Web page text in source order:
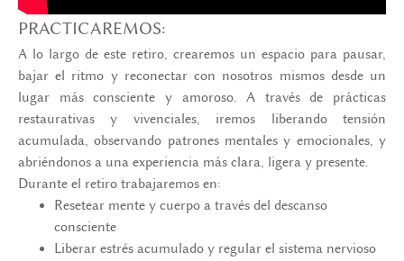
PRACTICAREMOS:
A lo largo de este retiro, crearemos un espacio para pausar,
bajar el ritmo y reconectar con nosotros mismos desde un
lugar más consciente y amoroso. A través de prácticas
restaurativas y vivenciales, iremos liberando tensión
acumulada, observando patrones mentales y emocionales, y
abriéndonos a una experiencia más clara, ligera y presente.
Durante el retiro trabajaremos en:
Resetear mente y cuerpo a través del descanso
consciente
Liberar estrés acumulado y regular el sistema nervioso